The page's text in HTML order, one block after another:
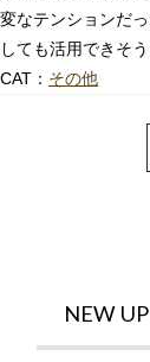
変なテンションだ
しても活用できそ
CAT： その他
NEW